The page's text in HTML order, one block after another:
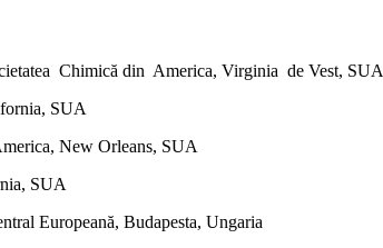
Chimică din America, Virginia de Vest, SUA
SUA
New Orleans, SUA
SUA
Europeană, Budapesta, Ungaria